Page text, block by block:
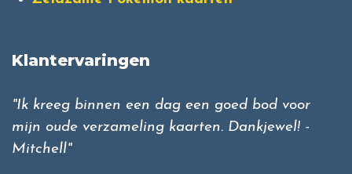
Klantervaringen
"Ik kreeg binnen een dag een goed bod voor
mijn oude verzameling kaarten. Dankjewel! -
Mitchell"